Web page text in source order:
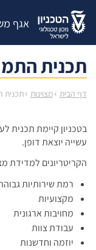
אגף
תכנית
דף הבית ›מצוינות ›תכנית
בטכניון קיימת תכנית
עשייה יוצאת דופן.
הקריטריונים למדידת
רמת שירותיות
מקצועיות
מחויבות ארגונית
עבודת צוות
יוזמה וחדשנות